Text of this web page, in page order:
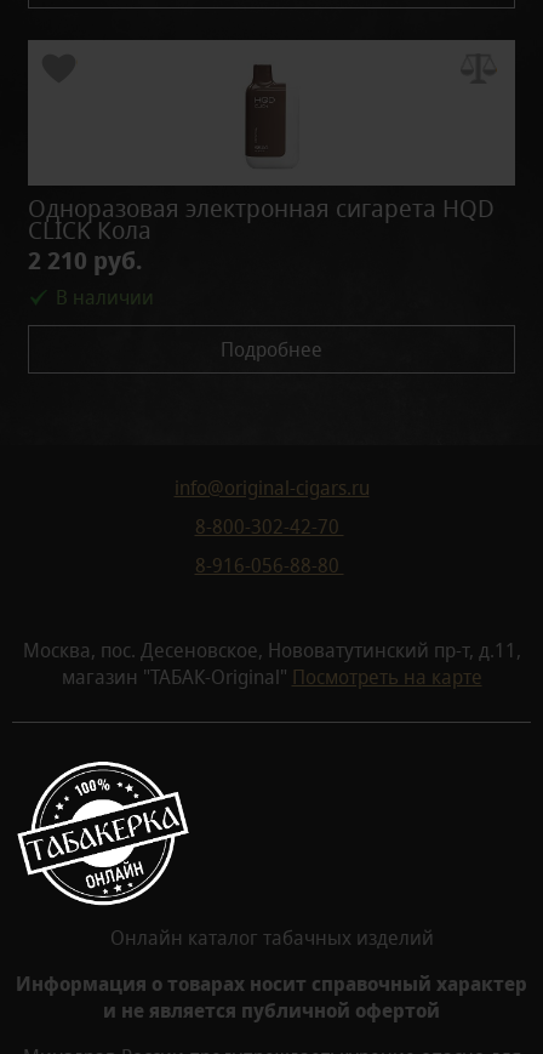
Одноразовая электронная сигарета HQD
CLICK Кола
2 210 руб.
В наличии
Подробнее
info@original-cigars.ru
8-800-302-42-70
8-916-056-88-80
Москва, пос. Десеновское, Нововатутинский пр-т, д.11,
магазин "ТАБАК-Original" Посмотреть на карте
Онлайн каталог табачных изделий
Информация о товарах носит справочный характер
и не является публичной офертой